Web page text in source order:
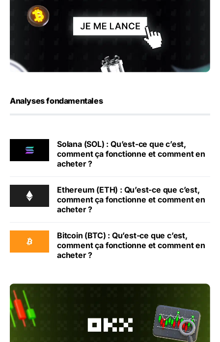
Analyses fondamentales
Solana (SOL) : Qu’est-ce que c’est,
comment ça fonctionne et comment en
acheter ?
Ethereum (ETH) : Qu’est-ce que c’est,
comment ça fonctionne et comment en
acheter ?
Bitcoin (BTC) : Qu’est-ce que c’est,
comment ça fonctionne et comment en
acheter ?